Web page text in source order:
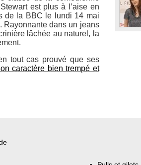
est plus à l’aise en
de la BBC le lundi 14 mai
Rayonnante dans un jeans
lâchée au naturel, la
tout cas prouvé que ses
caractère bien trempé et